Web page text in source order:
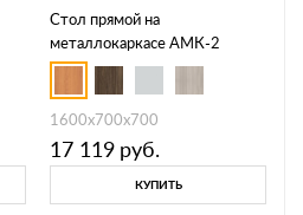
Стол прямой на
металлокаркасе АМК-2
1600x700x700
17 119 руб.
КУПИТЬ